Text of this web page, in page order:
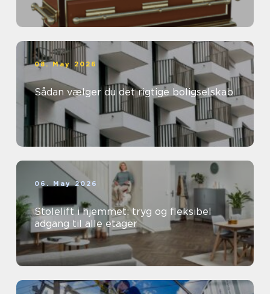
08. May 2026
Sådan vælger du det rigtige boligselskab
06. May 2026
Stolelift i hjemmet: tryg og fleksibel
adgang til alle etager